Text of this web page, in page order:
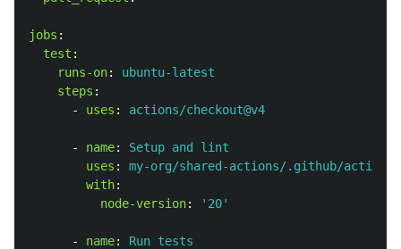
jobs :
test :
runs-on:
ubuntu-latest
steps :
-
uses : actions/checkout@v4
- name:
Setup and lint
uses :
my-org/shared-actions/.github/actions/
with:
node-version: ' 20'
- name:
Run tests